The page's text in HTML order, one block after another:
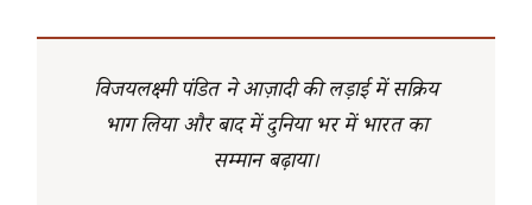
विजयलक्ष्मी पंडित ने आज़ादी की लड़ाई में सक्रिय
भाग लिया और बाद में दुनिया भर में भारत का
सम्मान बढ़ाया।